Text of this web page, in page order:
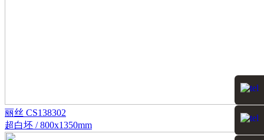
丽丝 CS138302
超白坯 / 800x1350mm